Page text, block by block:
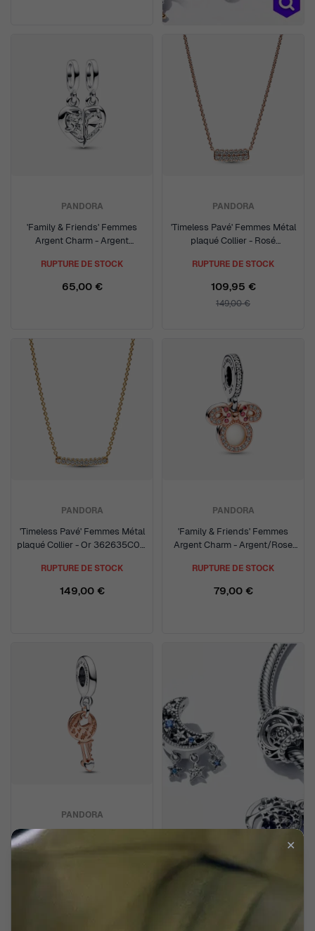
PANDORA
'Family & Friends' Femmes
Argent Charm - Argent
RUPTURE DE STOCK
65,00 €
PANDORA
'Timeless Pavé' Femmes Métal
plaqué Collier - Rosé
RUPTURE DE STOCK
109,95 €
149,00 €
PANDORA
'Timeless Pavé' Femmes Métal
plaqué Collier - Or 362635C01-
RUPTURE DE STOCK
149,00 €
PANDORA
'Family & Friends' Femmes
Argent Charm - Argent/Rose
RUPTURE DE STOCK
79,00 €
PANDORA
'Padlock' Femmes Argent
✕